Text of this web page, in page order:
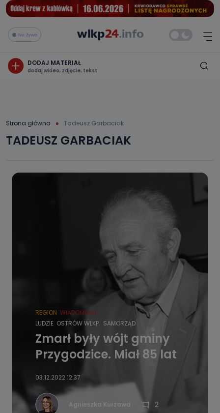
Na żywo
DODAJ MATERIAŁ
dodaj wideo, zdjęcie, tekst
Strona główna Tadeusz Garbaciak
TADEUSZ GARBACIAK
REGION WIADOMOŚCI
LUDZIE OSTRÓW WLKP. SAMORZĄD
Zmarł były wójt gminy
Przygodzice. Miał 85 lat
03.12.2022 12:37
Agnieszka Kurzawa 2